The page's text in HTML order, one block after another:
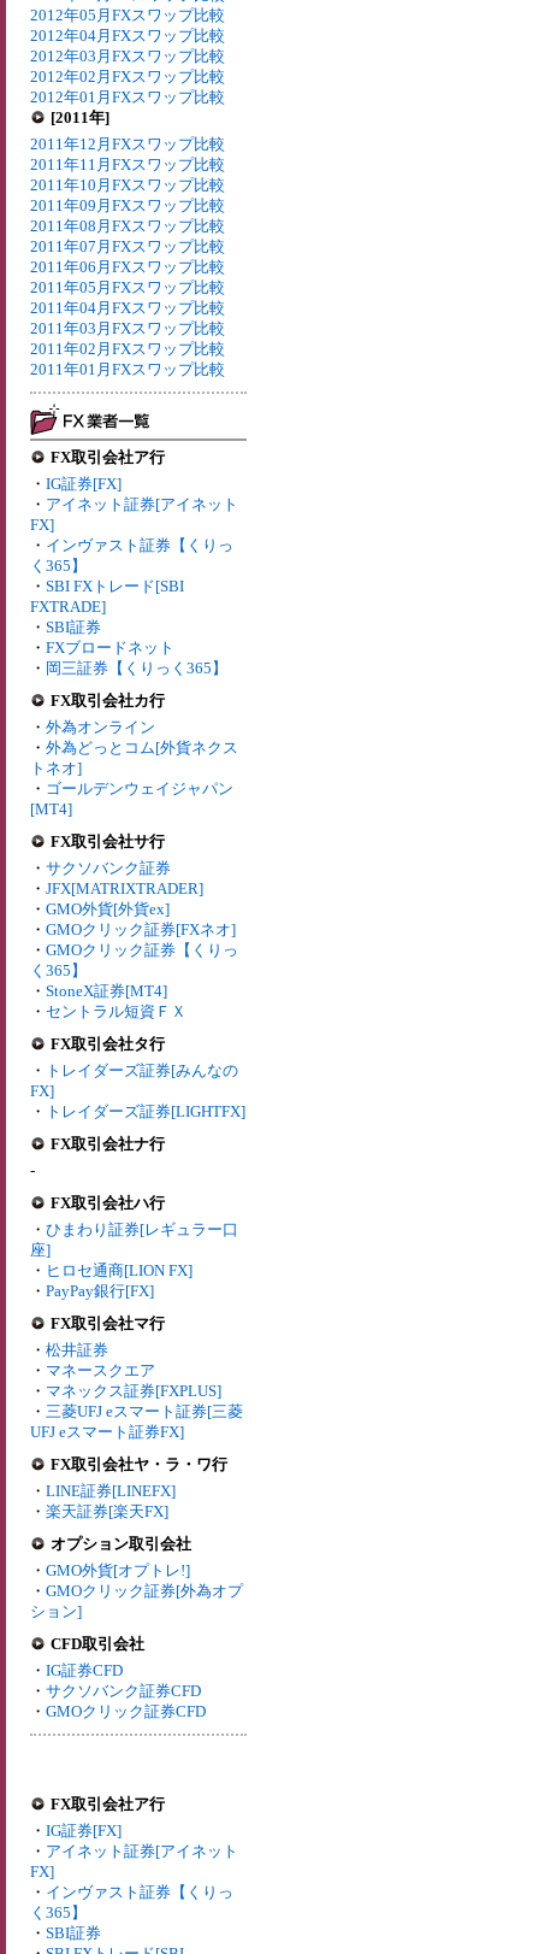
2012年05月FXスワップ比較
2012年04月FXスワップ比較
2012年03月FXスワップ比較
2012年02月FXスワップ比較
2012年01月FXスワップ比較
[2011年]
2011年12月FXスワップ比較
2011年11月FXスワップ比較
2011年10月FXスワップ比較
2011年09月FXスワップ比較
2011年08月FXスワップ比較
2011年07月FXスワップ比較
2011年06月FXスワップ比較
2011年05月FXスワップ比較
2011年04月FXスワップ比較
2011年03月FXスワップ比較
2011年02月FXスワップ比較
2011年01月FXスワップ比較
FX取引会社ア行
・ IG証券[FX]
・ アイネット証券[アイネット
FX]
・ インヴァスト証券【くりっ
く365】
・ SBI FXトレード[SBI
FXTRADE]
・ SBI証券
・ FXブロードネット
・ 岡三証券【くりっく365】
FX取引会社カ行
・ 外為オンライン
・ 外為どっとコム[外貨ネクス
トネオ]
・ ゴールデンウェイジャパン
[MT4]
FX取引会社サ行
・ サクソバンク証券
・ JFX[MATRIXTRADER]
・ GMO外貨[外貨ex]
・ GMOクリック証券[FXネオ]
・ GMOクリック証券【くりっ
く365】
・ StoneX証券[MT4]
・ セントラル短資ＦＸ
FX取引会社タ行
・ トレイダーズ証券[みんなの
FX]
・ トレイダーズ証券[LIGHTFX]
FX取引会社ナ行
-
FX取引会社ハ行
・ ひまわり証券[レギュラー口
座]
・ ヒロセ通商[LION FX]
・ PayPay銀行[FX]
FX取引会社マ行
・ 松井証券
・ マネースクエア
・ マネックス証券[FXPLUS]
・ 三菱UFJ eスマート証券[三菱
UFJ eスマート証券FX]
FX取引会社ヤ・ラ・ワ行
・ LINE証券[LINEFX]
・ 楽天証券[楽天FX]
オプション取引会社
・ GMO外貨[オプトレ!]
・ GMOクリック証券[外為オプ
ション]
CFD取引会社
・ IG証券CFD
・ サクソバンク証券CFD
・ GMOクリック証券CFD
FX取引会社ア行
・ IG証券[FX]
・ アイネット証券[アイネット
FX]
・ インヴァスト証券【くりっ
く365】
・ SBI証券